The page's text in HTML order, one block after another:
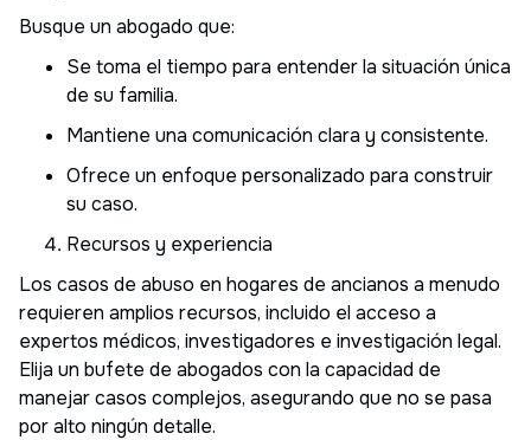
Busque un abogado que:
Se toma el tiempo para entender la situación única
de su familia.
Mantiene una comunicación clara y consistente.
Ofrece un enfoque personalizado para construir
su caso.
Recursos y experiencia
Los casos de abuso en hogares de ancianos a menudo
requieren amplios recursos, incluido el acceso a
expertos médicos, investigadores e investigación legal.
Elija un bufete de abogados con la capacidad de
manejar casos complejos, asegurando que no se pasa
por alto ningún detalle.